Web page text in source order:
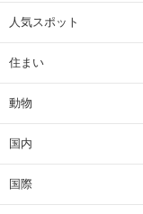
人気スポット
住まい
動物
国内
国際